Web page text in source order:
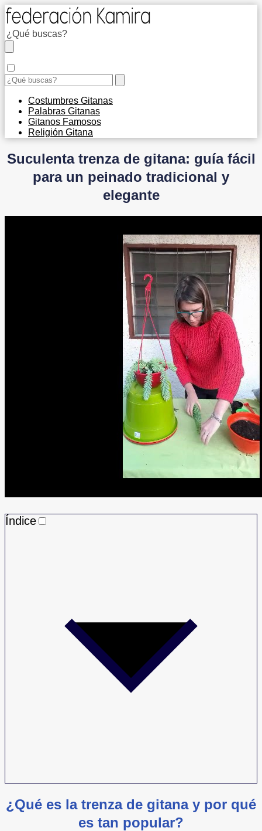
Costumbres Gitanas
Palabras Gitanas
Gitanos Famosos
Religión Gitana
Suculenta trenza de gitana: guía fácil
para un peinado tradicional y
elegante
Índice
¿Qué es la trenza de gitana y por qué
es tan popular?